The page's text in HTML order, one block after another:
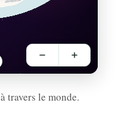
à travers le monde.